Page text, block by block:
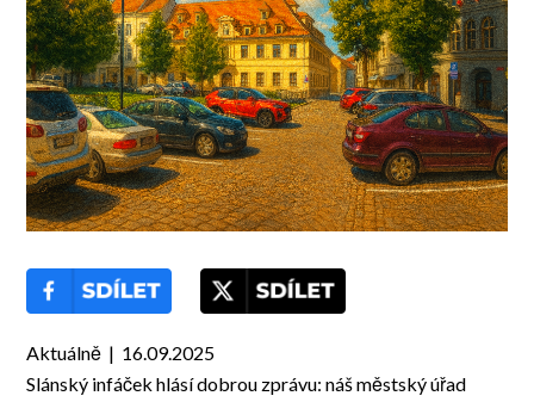
Aktuálně | 16.09.2025
Slánský infáček hlásí dobrou zprávu: náš městský úřad